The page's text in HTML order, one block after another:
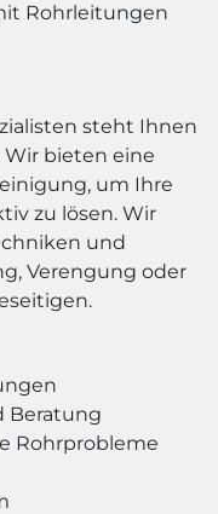
Rohrleitungen
steht Ihnen
bieten eine
um Ihre
zu lösen. Wir
und
Verengung oder
Beratung
Rohrprobleme